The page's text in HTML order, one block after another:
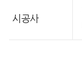
시공사